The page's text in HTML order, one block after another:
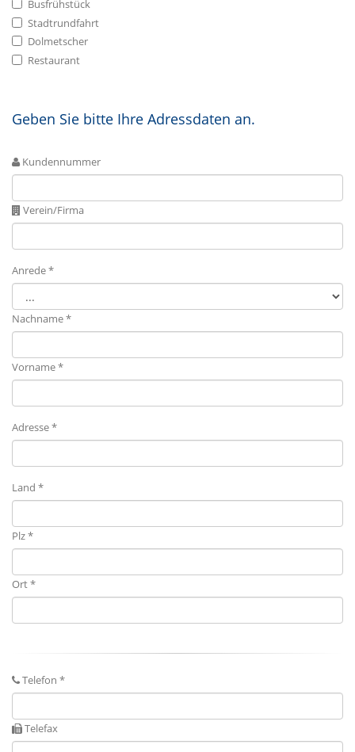
Busfrühstück
Stadtrundfahrt
Dolmetscher
Restaurant
Geben Sie bitte Ihre Adressdaten an.
Kundennummer
Verein/Firma
Anrede *
Nachname *
Vorname *
Adresse *
Land *
Plz *
Ort *
Telefon *
Telefax